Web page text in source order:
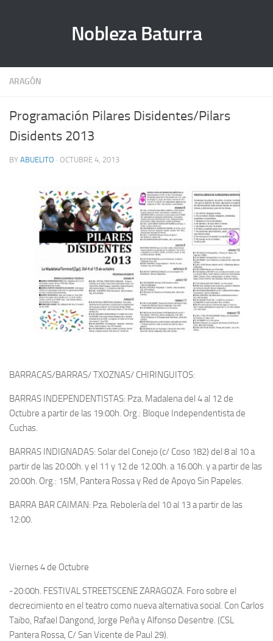
Nobleza Baturra
ARAGÓN
Programación Pilares Disidentes/Pilars
Disidents 2013
BY ABUELITO · OCTUBRE 4, 2013
BARRACAS/BARRAS/ TXOZNAS/ CHIRINGUITOS:
BARRAS INDEPENDENTISTAS: Pza. Madalena del 4 al 12 de
Octubre a partir de las 19:00h. Org.: Bloque Independentista de
Cuchas.
BARRAS INDIGNADAS: Solar del Conejo (c/ Coso 182) del 8 al 10 a
partir de las 20:00h. y el 11 y 12 de 12.00h. a 16.00h. y a partir de las
20:00h. Org.: 15M, Pantera Rossa y Red de Apoyo Sin Papeles.
BARRA BAR CAIMAN: Pza. Rebolería del 10 al 13 a partir de las
12:00.
Viernes 4 de Octubre
-20:00h. FESTIVAL STREETSCENE ZARAGOZA. Foro sobre el
decrecimiento en el teatro como nueva alternativa social. Con Carlos
Taibo, Rafael Dangond, Jorge Peña y Alfonso Desentre. (CSL
Pantera Rossa, C/ San Vicente de Paul 29).